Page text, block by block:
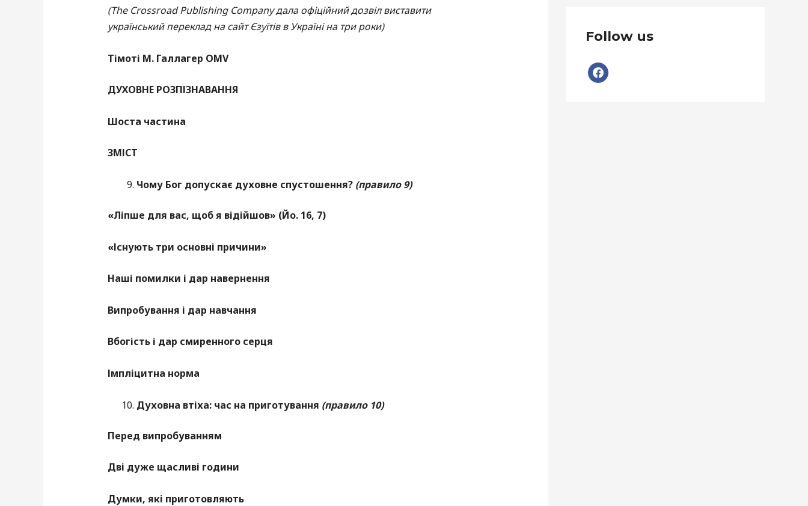
(The Crossroad Publishing Company дала офіційний дозвіл виставити
український переклад на сайт Єзуїтів в Україні на три роки)
Тімоті М. Галлагер OMV
ДУХОВНЕ РОЗПІЗНАВАННЯ
Шоста частина
ЗМІСТ
Чому Бог допускає духовне спустошення?(правило 9)
«Ліпше для вас, щоб я відійшов» (Йо. 16, 7)
«Існують три основні причини»
Наші помилки і дар навернення
Випробування і дар навчання
Вбогість і дар смиренного серця
Імпліцитна норма
Духовна втіха: час на приготування (правило 10)
Перед випробуванням
Дві дуже щасливі години
Думки, які приготовляють
Follow us